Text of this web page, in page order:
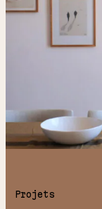
Projets